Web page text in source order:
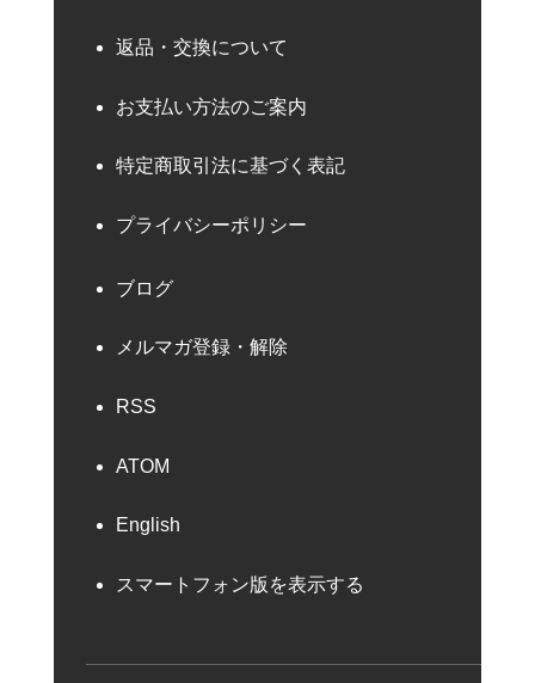
返品・交換について
お支払い方法のご案内
特定商取引法に基づく表記
プライバシーポリシー
ブログ
メルマガ登録・解除
RSS
ATOM
English
スマートフォン版を表示する